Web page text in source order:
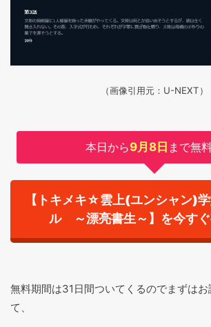
（画像引用元：U-NEXT）
本日から9月8日 まで無
【トキメキ☆雲上(ユンシャン)
ル ～漂亮書生～】を今す
無料期間は31日間ついてくるのでまずは
て、